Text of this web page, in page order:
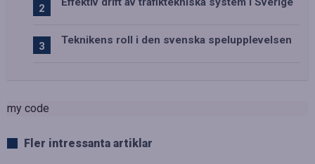
Teknikens roll i den svenska spelupplevelsen
my code
Fler intressanta artiklar